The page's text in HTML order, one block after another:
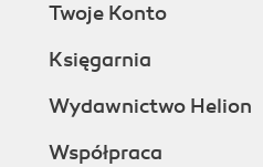
Twoje Konto
Księgarnia
Wydawnictwo Helion
Współpraca